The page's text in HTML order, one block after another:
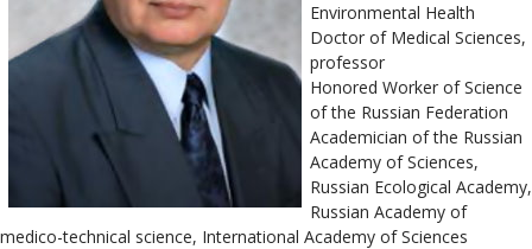
Environmental Health
Doctor of Medical Sciences,
professor
Honored Worker of Science
of the Russian Federation
Academician of the Russian
Academy of Sciences,
Russian Ecological Academy,
Russian Academy of
medico-technical science, International Academy of Sciences